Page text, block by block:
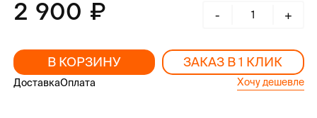
2 900 - +
В КОРЗИНУ ЗАКАЗ В 1 КЛИК
ДоставкаОплата Хочу дешевле